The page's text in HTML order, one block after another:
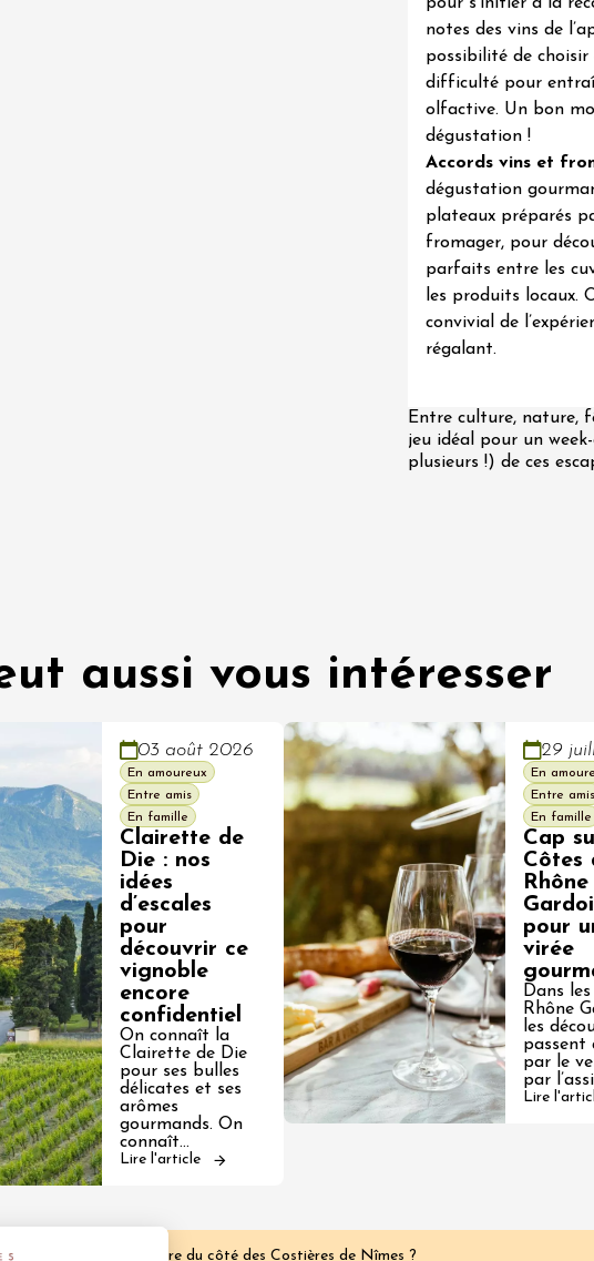
notes des vins de
possibilité de choisir
difficulté pour
olfactive. Un bon
dégustation !
Accords vins et
dégustation
plateaux préparés
fromager, pour
parfaits entre les
les produits locaux.
convivial de
régalant.
Entre culture, nature,
jeu idéal pour un
plusieurs !) de ces
aussi vous intéresser
03 août 2026
En amoureux
Entre amis
En famille
Clairette de
Die : nos
idées
d’escales
pour
découvrir ce
vignoble
encore
confidentiel
On connaît la
Clairette de Die
pour ses bulles
délicates et ses
arômes
gourmands. On
connaît…
Lire l'article
29
En
Entre amis
En famille
Cap
Côtes
Rhône
pour
virée
Dans
Rhône
les
passent
par le
par
Lire
de Pentecôte : que faire du côté des Costières de Nîmes ?